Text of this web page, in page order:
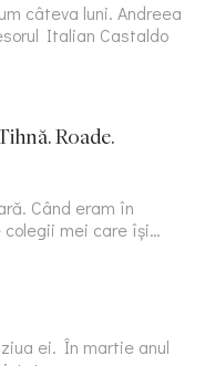
câteva luni. Andreea
Italian Castaldo
Roade.
Când eram în
colegii mei care își…
ei. În martie anul